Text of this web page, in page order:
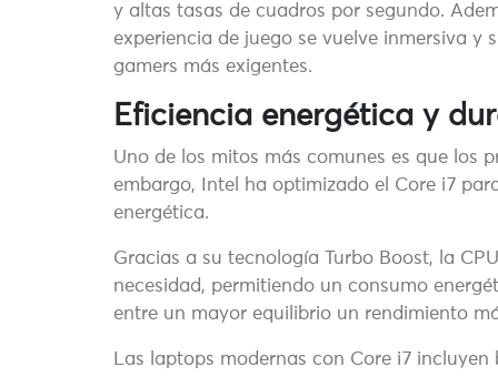
y altas tasas de cuadros por segundo.
experiencia de juego se vuelve inmersiva y
gamers más exigentes.
Eficiencia energética y
Uno de los mitos más comunes es que los
embargo, Intel ha optimizado el Core i7
energética.
Gracias a su tecnología Turbo Boost, la
necesidad, permitiendo un consumo
entre un mayor equilibrio un rendimiento
Las laptops modernas con Core i7